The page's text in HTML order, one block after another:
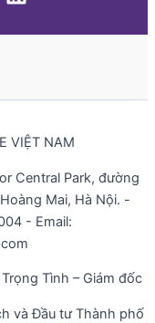
VIỆT NAM
Central Park, đường
Mai, Hà Nội. -
- Email:
Tình – Giám đốc
và Đầu tư Thành phố